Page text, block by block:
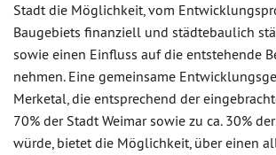
Stadt die Möglichkeit, vom
Baugebiets finanziell und städtebaulich
sowie einen Einfluss auf die entstehende
nehmen. Eine gemeinsame
Merketal, die entsprechend der
70% der Stadt Weimar sowie zu ca. 30%
würde, bietet die Möglichkeit, über einen